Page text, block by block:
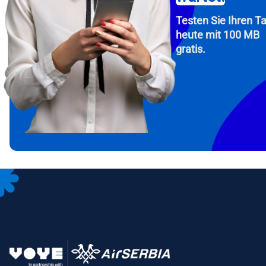
To
Then,
in
Testen Sie Ihren
heute mit 100 MB
gratis.
E-